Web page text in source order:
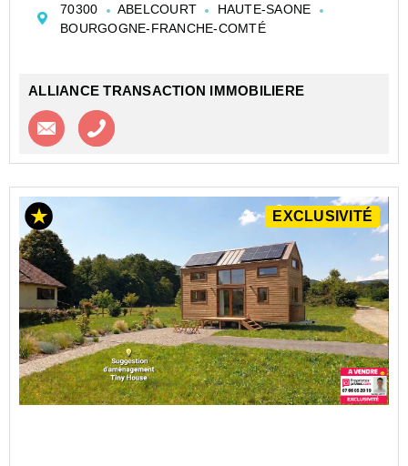
CERTIFICAT D URBANISME A JOUR
70300 ABELCOURT
HAUTE-SAONE
BOURGOGNE-FRANCHE-COMTÉ
ALLIANCE TRANSACTION IMMOBILIERE
Contacter l'agence
EXCLUSIVITÉ